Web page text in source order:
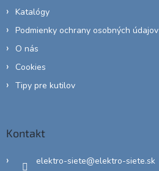
Katalógy
Podmienky ochrany osobných údajov
O nás
Cookies
Tipy pre kutilov
Kontakt
elektro-siete@elektro-siete.sk